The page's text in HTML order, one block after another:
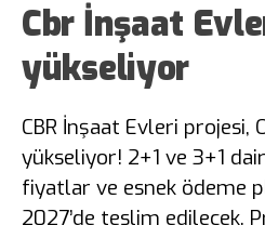
Cbr İnşaat
yükseliyor
CBR İnşaat Evleri projesi,
yükseliyor! 2+1 ve 3+1
fiyatlar ve esnek ödeme
2027’de teslim edilecek.